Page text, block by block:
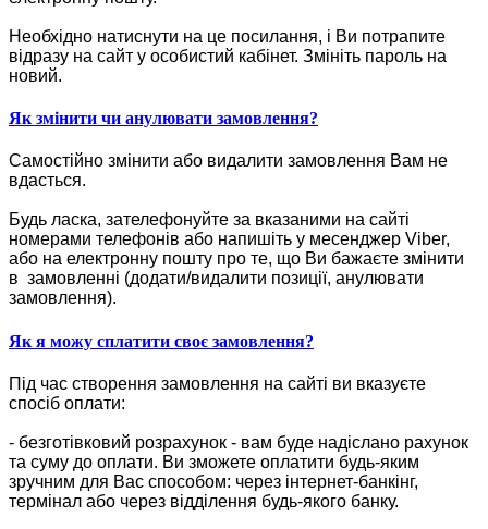
Необхідно натиснути на це посилання, і Ви потрапите
відразу на сайт у особистий кабінет. Змініть пароль на
новий.
Як змінити чи анулювати замовлення?
Самостійно змінити або видалити замовлення Вам не
вдасться.
Будь ласка, зателефонуйте за вказаними на сайті
номерами телефонів або напишіть у месенджер Viber,
або на електронну пошту про те, що Ви бажаєте змінити
в замовленні (додати/видалити позиції, анулювати
замовлення).
Як я можу сплатити своє замовлення?
Під час створення замовлення на сайті ви вказуєте
спосіб оплати:
- безготівковий розрахунок - вам буде надіслано рахунок
та суму до оплати. Ви зможете оплатити будь-яким
зручним для Вас способом: через інтернет-банкінг,
термінал або через відділення будь-якого банку.